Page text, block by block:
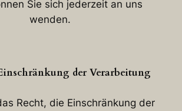
Sie sich jederzeit an uns
wenden.
der Verarbeitung
Recht, die Einschränkung der